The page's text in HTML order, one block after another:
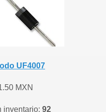
UF4007
MXN
inventario: 92